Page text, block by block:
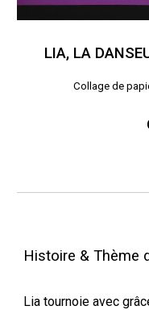
LIA, LA
Collage de
Histoire & Thème
Lia tournoie avec